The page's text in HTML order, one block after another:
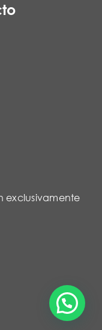
exclusivamente